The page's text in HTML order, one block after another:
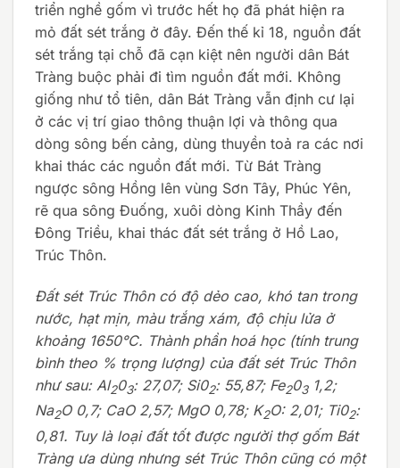
triển nghề gốm vì trước hết họ đã phát hiện ra
mỏ đất sét trắng ở đây. Đến thế kỉ 18, nguồn đất
sét trắng tại chỗ đã cạn kiệt nên người dân Bát
Tràng buộc phải đi tìm nguồn đất mới. Không
giống như tổ tiên, dân Bát Tràng vẫn định cư lại
ở các vị trí giao thông thuận lợi và thông qua
dòng sông bến cảng, dùng thuyền toả ra các nơi
khai thác các nguồn đất mới. Từ Bát Tràng
ngược sông Hồng lên vùng Sơn Tây, Phúc Yên,
rẽ qua sông Đuống, xuôi dòng Kinh Thầy đến
Đông Triều, khai thác đất sét trắng ở Hồ Lao,
Trúc Thôn.
Đất sét Trúc Thôn có độ dẻo cao, khó tan trong
nước, hạt mịn, màu trắng xám, độ chịu lửa ở
khoảng 1650°C. Thành phần hoá học (tính trung
bình theo % trọng lượng) của đất sét Trúc Thôn
như sau: Al203: 27,07; Si02: 55,87; Fe2031,2;
Na2O 0,7; CaO 2,57; MgO 0,78; K2O: 2,01; Ti02:
0,81. Tuy là loại đất tốt được người thợ gốm Bát
Tràng ưa dùng nhưng sét Trúc Thôn cũng có một